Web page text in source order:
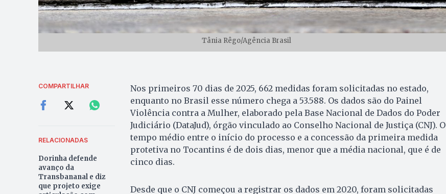
Tânia Rêgo/Agência Brasil
COMPARTILHAR
RELACIONADAS
Dorinha defende
avanço da
Transbananal e diz
que projeto exige
Nos primeiros 70 dias de 2025, 662 medidas foram solicitadas no estado,
enquanto no Brasil esse número chega a 53.588. Os dados são do Painel
Violência contra a Mulher, elaborado pela Base Nacional de Dados do Poder
Judiciário (DataJud), órgão vinculado ao Conselho Nacional de Justiça (CNJ). O
tempo médio entre o início do processo e a concessão da primeira medida
protetiva no Tocantins é de dois dias, menor que a média nacional, que é de
cinco dias.
Desde que o CNJ começou a registrar os dados em 2020, foram solicitadas